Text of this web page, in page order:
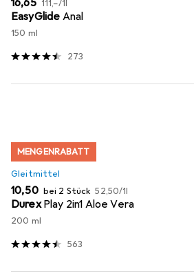
EUR
16,65 111,–/1l
EasyGlide Anal
150 ml
273
MENGENRABATT
Gleitmittel
EUR
10,50 bei 2 Stück EUR
52,50/1l
Durex Play 2in1 Aloe Vera
200 ml
563